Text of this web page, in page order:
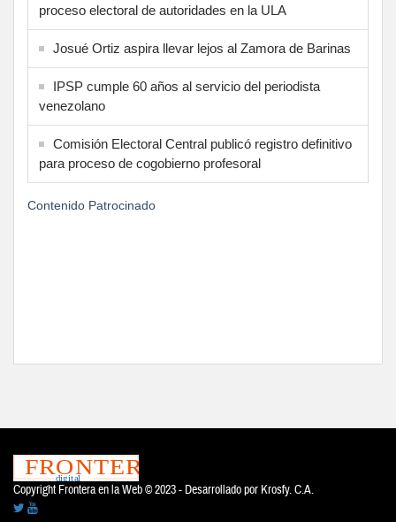
proceso electoral de autoridades en la ULA
Josué Ortiz aspira llevar lejos al Zamora de Barinas
IPSP cumple 60 años al servicio del periodista
venezolano
Comisión Electoral Central publicó registro definitivo
para proceso de cogobierno profesoral
Contenido Patrocinado
Copyright Frontera en la Web © 2023 - Desarrollado por Krosfy. C.A.